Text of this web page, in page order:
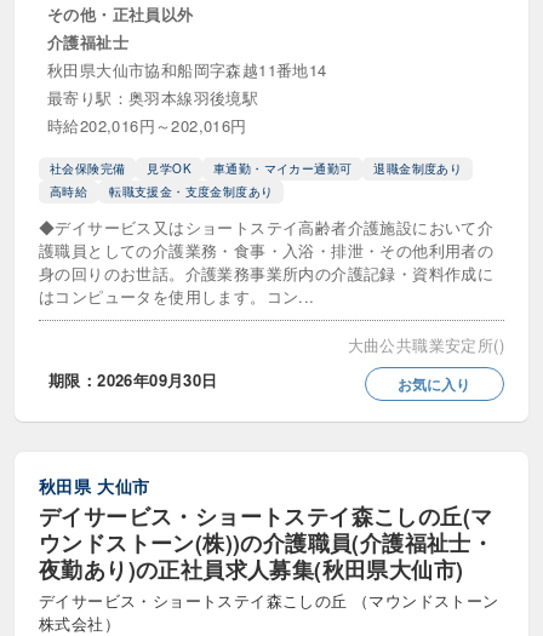
その他・正社員以外
介護福祉士
秋田県大仙市協和船岡字森越11番地14
最寄り駅：奥羽本線羽後境駅
時給202,016円～202,016円
社会保険完備 見学OK 車通勤・マイカー通勤可
退職金制度あり
高時給
転職支援金・支度金制度あり
◆デイサービス又はショートステイ高齢者介護施設において介
護職員としての介護業務・食事・入浴・排泄・その他利用者の
身の回りのお世話。介護業務事業所内の介護記録・資料作成に
はコンピュータを使用します。コン...
大曲公共職業安定所()
期限：2026年09月30日
お気に入り
秋田県 大仙市
デイサービス・ショートステイ森こしの丘(マ
ウンドストーン(株))の介護職員(介護福祉士・
夜勤あり)の正社員求人募集(秋田県大仙市)
デイサービス・ショートステイ森こしの丘 （マウンドストーン
株式会社）